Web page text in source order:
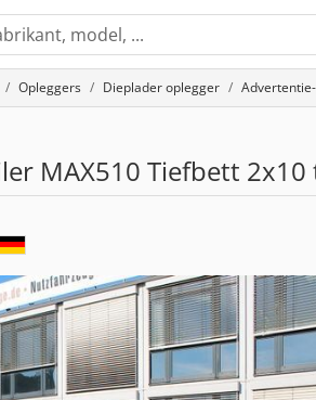
Opleggers Dieplader oplegger
MAX510 Tiefbett 2x10